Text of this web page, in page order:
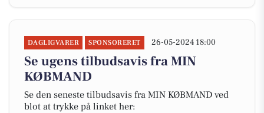
DAGLIGVARER SPONSORERET 26-05-2024 18:00
Se ugens tilbudsavis fra MIN
KØBMAND
Se den seneste tilbudsavis fra MIN KØBMAND ved
blot at trykke på linket her: